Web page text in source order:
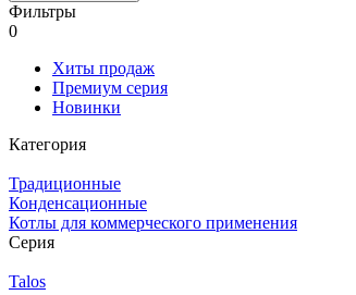
Фильтры
0
Хиты продаж
Премиум серия
Новинки
Категория
Традиционные
Конденсационные
Котлы для коммерческого применения
Серия
Talos